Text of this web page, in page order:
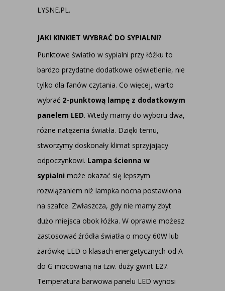
LYSNE.PL.
JAKI KINKIET WYBRAĆ DO SYPIALNI?
Punktowe światło w sypialni przy łóżku to
bardzo przydatne dodatkowe oświetlenie, nie
tylko dla fanów czytania. Co więcej, warto
wybrać 2-punktową lampę z dodatkowym
panelem LED. Wtedy mamy do wyboru dwa,
różne natężenia światła. Dzięki temu,
stworzymy doskonały klimat sprzyjający
odpoczynkowi. Lampa ścienna w
sypialni może okazać się lepszym
rozwiązaniem niż lampka nocna postawiona
na szafce. Zwłaszcza, gdy nie mamy zbyt
dużo miejsca obok łóżka. W oprawie możesz
zastosować źródła światła o mocy 60W lub
żarówkę LED o klasach energetycznych od A
do G mocowaną na tzw. duży gwint E27.
Temperatura barwowa panelu LED wynosi